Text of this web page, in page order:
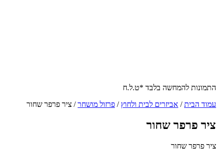
התמונות להמחשה בלבד *ט.ל.ח
עמוד הבית/ אביזרים לבית ולחוץ / פרזול מושחר/ ציר פרפר שחור
ציר פרפר שחור
ציר פרפר שחור